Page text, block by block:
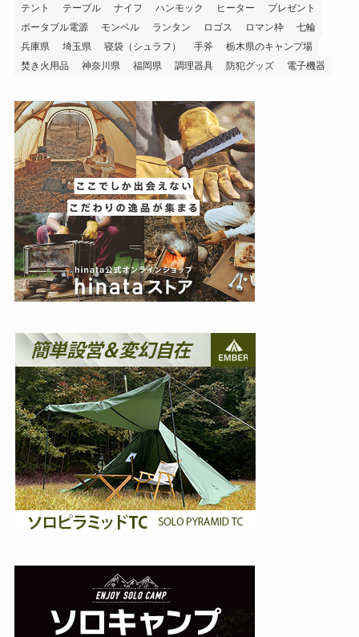
テント
テーブル ナイフ ハンモック ヒーター
プレゼント
ポータブル電源
モンベル ランタン ロゴス ロマン枠
七輪
兵庫県
埼玉県 寝袋（シュラフ） 手斧
栃木県のキャンプ場
焚き火用品
神奈川県 福岡県 調理器具 防犯グッズ 電子機器